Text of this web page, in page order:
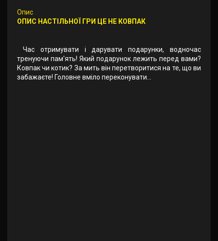
Опис
ОПИС НАСТІЛЬНОЇ ГРИ ЦЕ НЕ КОВПАК
Час отримувати і дарувати подарунки, водночас
тренуючи пам'ять! Який подарунок лежить перед вами?
Ковпак чи котик? За мить він перетворитися на те, що ви
забажаєте! Головне вміло переконувати...